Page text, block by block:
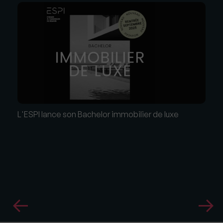
L'ESPI lance son Bachelor immobilier de luxe